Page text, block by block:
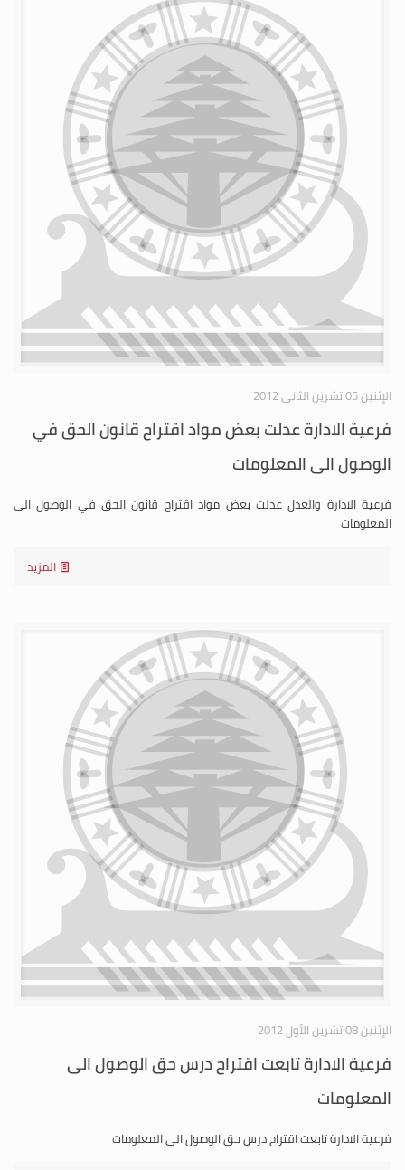
الإثنين 05 تشرين الثاني 2012
فرعية الادارة عدلت بعض مواد اقتراح قانون الحق في
الوصول الى المعلومات
فرعية الادارة والعدل عدلت بعض مواد اقتراح قانون الحق في الوصول الى
المعلومات
المزيد
الإثنين 08 تشرين الأول 2012
فرعية الادارة تابعت اقتراح درس حق الوصول الى
المعلومات
فرعية الادارة تابعت اقتراح درس حق الوصول الى المعلومات